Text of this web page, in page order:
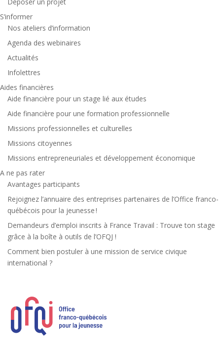
S’informer
Nos ateliers d’information
Agenda des webinaires
Actualités
Infolettres
Aides financières
Aide financière pour un stage lié aux études
Aide financière pour une formation professionnelle
Missions professionnelles et culturelles
Missions citoyennes
Missions entrepreneuriales et développement économique
A ne pas rater
Avantages participants
Rejoignez l’annuaire des entreprises partenaires de l’Office franco-
québécois pour la jeunesse !
Demandeurs d’emploi inscrits à France Travail : Trouve ton stage
grâce à la boîte à outils de l’OFQJ !
Comment bien postuler à une mission de service civique
international ?